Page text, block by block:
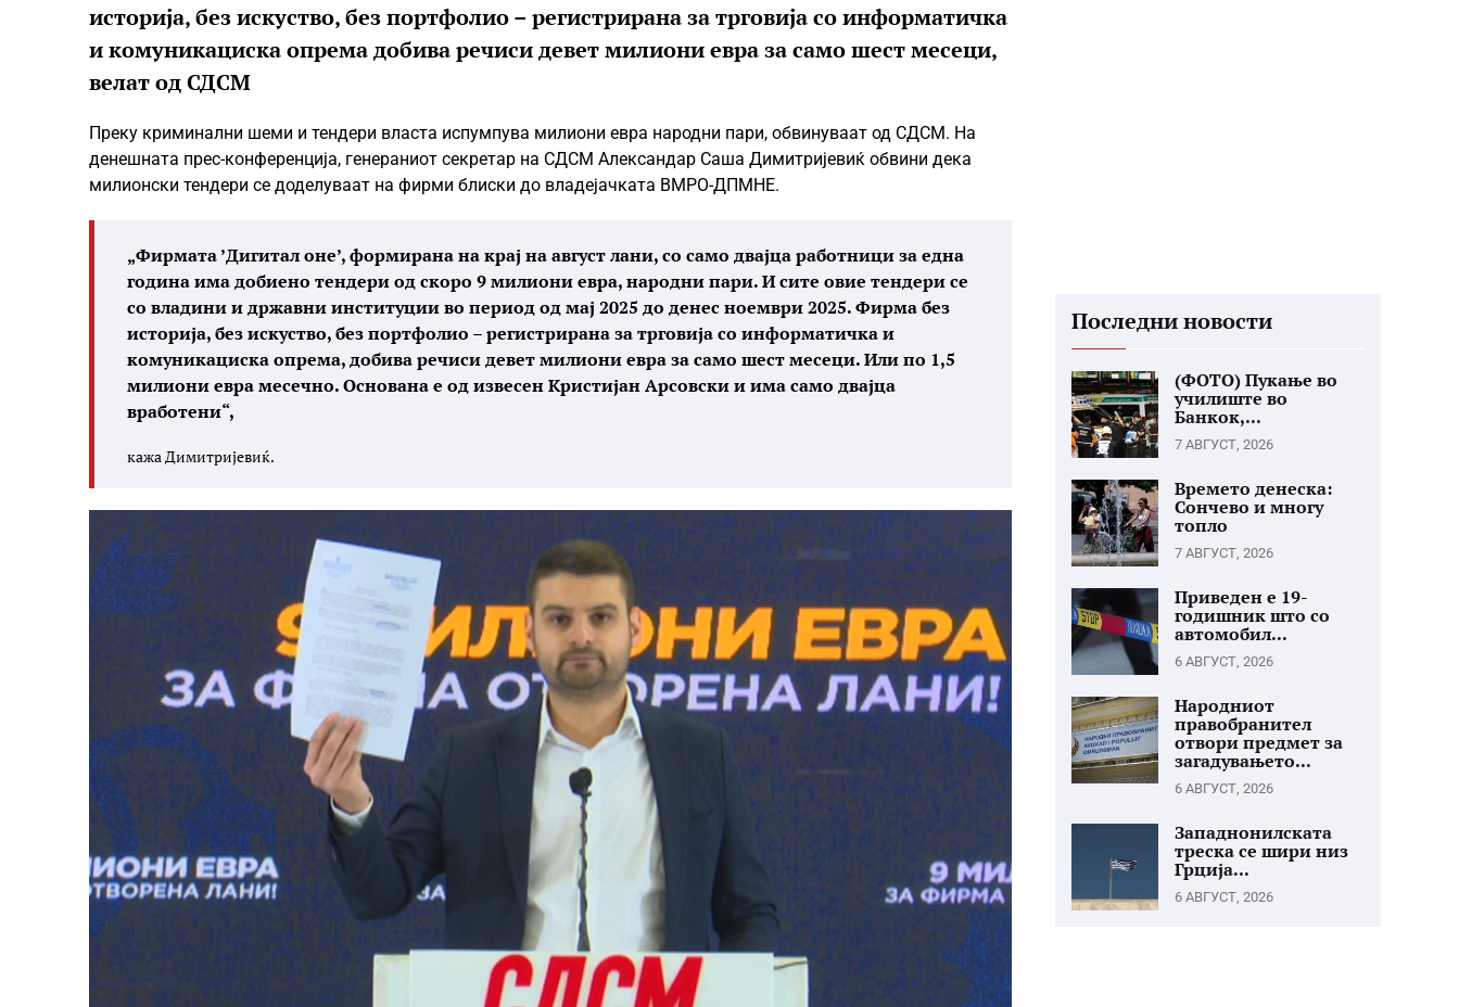
историја, без искуство, без портфолио – регистрирана за трговија со информатичка
и комуникациска опрема добива речиси девет милиони евра за само шест месеци,
велат од СДСМ
Преку криминални шеми и тендери власта испумпува милиони евра народни пари, обвинуваат од СДСМ. На
денешната прес-конференција, генераниот секретар на СДСМ Александар Саша Димитријевиќ обвини дека
милионски тендери се доделуваат на фирми блиски до владејачката ВМРО-ДПМНЕ.
„Фирмата ’Дигитал оне’, формирана на крај на август лани, со само двајца работници за една
година има добиено тендери од скоро 9 милиони евра, народни пари. И сите овие тендери се
со владини и државни институции во период од мај 2025 до денес ноември 2025. Фирма без
историја, без искуство, без портфолио – регистрирана за трговија со информатичка и
комуникациска опрема, добива речиси девет милиони евра за само шест месеци. Или по 1,5
милиони евра месечно. Основана е од извесен Кристијан Арсовски и има само двајца
вработени“,
кажа Димитријевиќ.
Последни новости
(ФОТО) Пукање во
училиште во
Банкок,...
7 АВГУСТ, 2026
Времето денеска:
Сончево и многу
топло
7 АВГУСТ, 2026
Приведен е 19-
годишник што со
автомобил...
6 АВГУСТ, 2026
Народниот
правобранител
отвори предмет за
загадувањето...
6 АВГУСТ, 2026
Западнонилската
треска се шири низ
Грција...
6 АВГУСТ, 2026